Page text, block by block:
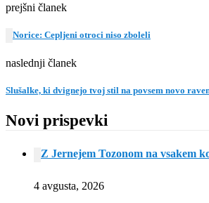
prejšni članek
Norice: Cepljeni otroci niso zboleli
naslednji članek
Slušalke, ki dvignejo tvoj stil na povsem novo
Novi prispevki
Z Jernejem Tozonom na vsakem
4 avgusta, 2026